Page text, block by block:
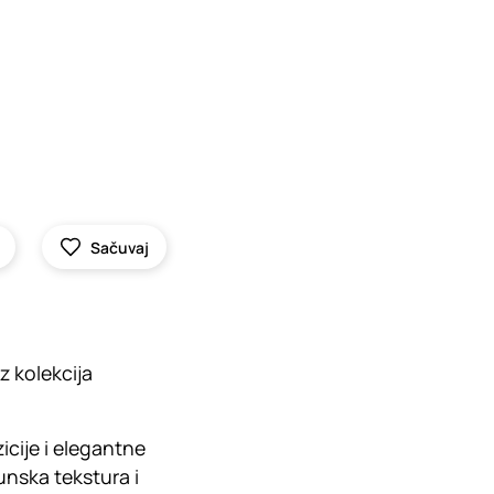
Sačuvaj
kolekcija
i elegantne
tekstura i